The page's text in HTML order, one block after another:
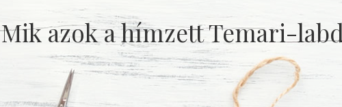
Mik azok a hímzett Temari-